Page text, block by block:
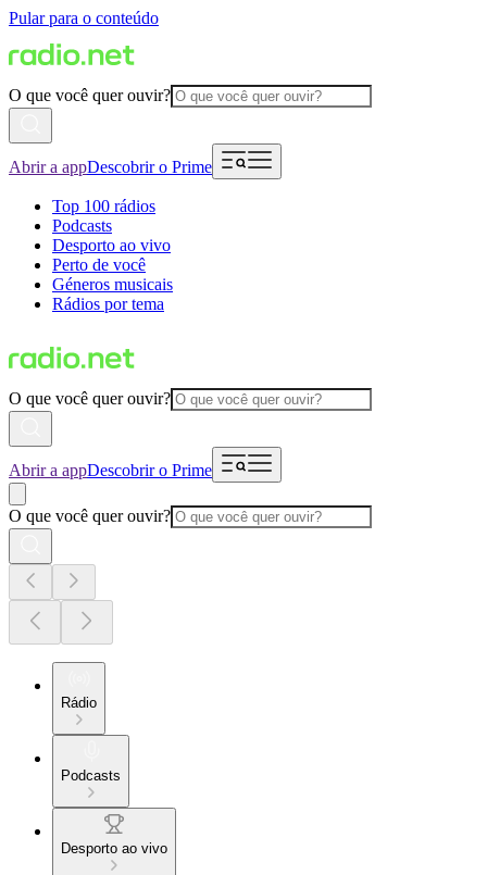
Pular para o conteúdo
O que você quer ouvir?
Abrir a appDescobrir o Prime
Top 100 rádios
Podcasts
Desporto ao vivo
Perto de você
Géneros musicais
Rádios por tema
O que você quer ouvir?
Abrir a appDescobrir o Prime
O que você quer ouvir?
Rádio
Podcasts
Desporto ao vivo